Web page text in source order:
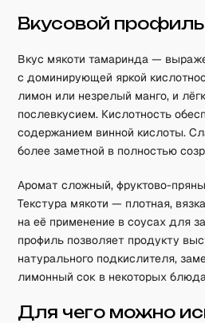
Вкусовой профиль
Вкус мякоти тамаринда —
с доминирующей яркой
лимон или незрелый манго, и
послевкусием. Кислотность
содержанием винной кислоты.
более заметной в полностью
Аромат сложный, фруктово-
Текстура мякоти — плотная,
на её применение в соусах для
профиль позволяет продукту
натурального подкислителя,
лимонный сок в некоторых
Для чего можно